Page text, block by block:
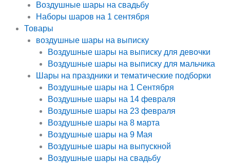
Воздушные шары на свадьбу
Наборы шаров на 1 сентября
Товары
воздушные шары на выписку
Воздушные шары на выписку для девочки
Воздушные шары на выписку для мальчика
Шары на праздники и тематические подборки
Воздушные шары на 1 Сентября
Воздушные шары на 14 февраля
Воздушные шары на 23 февраля
Воздушные шары на 8 марта
Воздушные шары на 9 Мая
Воздушные шары на выпускной
Воздушные шары на свадьбу